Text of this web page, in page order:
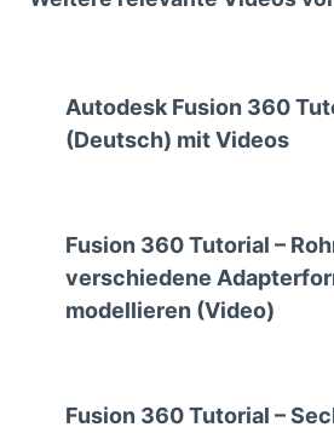
Autodesk Fusion 360
(Deutsch) mit Videos
Fusion 360 Tutorial –
verschiedene
modellieren (Video)
Fusion 360 Tutorial –